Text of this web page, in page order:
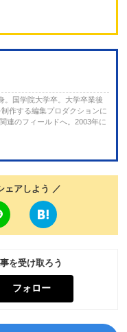
。国学院大学卒。大学卒業後
作する編集プロダクションに
連のフィールドへ。2003年に
ェアしよう ／
を受け取ろう
フォロー